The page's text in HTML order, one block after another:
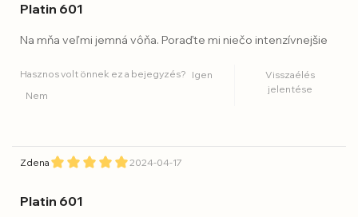
Platin 601
Na mňa veľmi jemná vôňa. Poraďte mi niečo intenzívnejšie
Hasznos volt önnek ez a bejegyzés? Igen
Nem
Visszaélés
jelentése
Zdena 2024-04-17
Platin 601